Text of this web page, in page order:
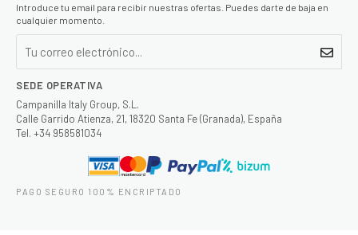
Introduce tu email para recibir nuestras ofertas. Puedes darte de baja en
cualquier momento.
SEDE OPERATIVA
Campanilla Italy Group, S.L.
Calle Garrido Atienza, 21, 18320 Santa Fe (Granada), España
Tel. +34 958581034
PAGO SEGURO 100% ENCRIPTADO